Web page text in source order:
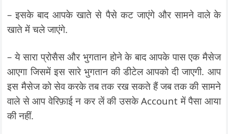
– इसके बाद आपके खाते से पैसे कट जाएंगे और सामने वाले के
खाते में चले जाएंगे.
– ये सारा प्रोसैस और भुगतान होने के बाद आपके पास एक मैसेज
आएगा जिसमें इस सारे भुगतान की डीटेल आपको दी जाएगी. आप
इस मैसेज को सेव करके तब तक रख सकते हैं जब तक की सामने
वाले से आप वेरिफ़ाई न कर लें की उसके Account में पैसा आया
की नहीं.